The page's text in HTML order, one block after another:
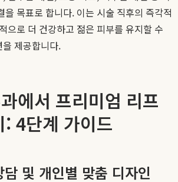
을 목표로 합니다. 이는 시술 직후의 즉각적
으로 더 건강하고 젊은 피부를 유지할 수
제공합니다.
에서 프리미엄 리프
4단계 가이드
및 개인별 맞춤 디자인